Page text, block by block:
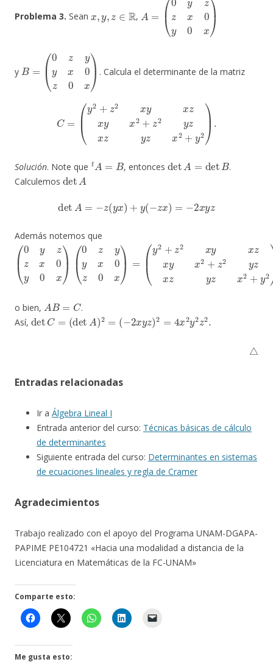
Problema 3. Sean ,
yzz 0y x)
y
B= zyy 0z x)
. Calcula el determinante de la matriz
+z 2x y zx y
Solución. Note que
t A
, entonces
det A det
.
Calculemos
detA
detA −z(yx + y(− x)=−2 z
Además notemos que
0 y x 0 x) 0 zy x0 0x)
y 2 z2 yx zx yx2 z2 zx z 2 +y )
o bien,
A B=
.
Así,
detC= detA =(− y )2 x2 2.
△
Entradas relacionadas
Ir a Álgebra Lineal I
Entrada anterior del curso: Técnicas básicas de cálculo
de determinantes
Siguiente entrada del curso: Determinantes en sistemas
de ecuaciones lineales y regla de Cramer
Agradecimientos
Trabajo realizado con el apoyo del Programa UNAM-DGAPA-
PAPIME PE104721 «Hacia una modalidad a distancia de la
Licenciatura en Matemáticas de la FC-UNAM»
Comparte esto:
Me gusta esto: